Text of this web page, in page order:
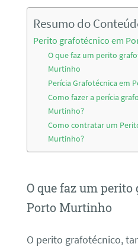
Resumo do
Perito grafotécnico em
O que faz um perito
Murtinho
Perícia Grafotécnica em
Como fazer a perícia
Murtinho?
Como contratar um
Murtinho?
O que faz um
Porto Murtinho
O perito grafotécnico,